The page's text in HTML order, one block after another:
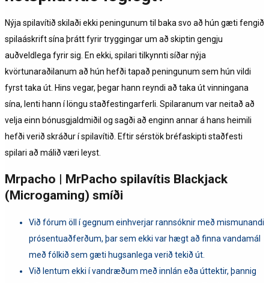
Nýja spilavítið skilaði ekki peningunum til baka svo að hún gæti fengið
spilaáskrift sína þrátt fyrir tryggingar um að skiptin gengju
auðveldlega fyrir sig. En ekki, spilari tilkynnti síðar nýja
kvörtunaraðilanum að hún hefði tapað peningunum sem hún vildi
fyrst taka út. Hins vegar, þegar hann reyndi að taka út vinningana
sína, lenti hann í löngu staðfestingarferli. Spilaranum var neitað að
velja einn bónusgjaldmiðil og sagði að enginn annar á hans heimili
hefði verið skráður í spilavítið. Eftir sérstök bréfaskipti staðfesti
spilari að málið væri leyst.
Mrpacho | MrPacho spilavítis Blackjack
(Microgaming) smíði
Við fórum öll í gegnum einhverjar rannsóknir með mismunandi
prósentuaðferðum, þar sem ekki var hægt að finna vandamál
með fólkið sem gæti hugsanlega verið tekið út.
Við lentum ekki í vandræðum með innlán eða úttektir, þannig